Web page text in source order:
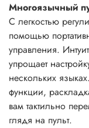
Многоязычный
С легкостью
помощью
управления.
упрощает
нескольких
функции,
вам тактильно
глядя на пульт.